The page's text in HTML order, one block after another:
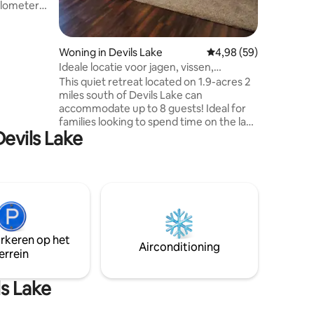
Woning in Devils Lake Gemiddelde
4,98 (59)
Ideale locatie voor jagen, vissen,
familieplezier!
This quiet retreat located on 1.9-acres 2
miles south of Devils Lake can
accommodate up to 8 guests! Ideal for
families looking to spend time on the lake
or for hunters and fishermen. This clean,
roomy two-bedroom, one bath home is
away! All amenities, including Wi-Fi, are
available. An outdoor propane grill and
picnic table are onsite!
Lake
op het
Airconditioning
Lake